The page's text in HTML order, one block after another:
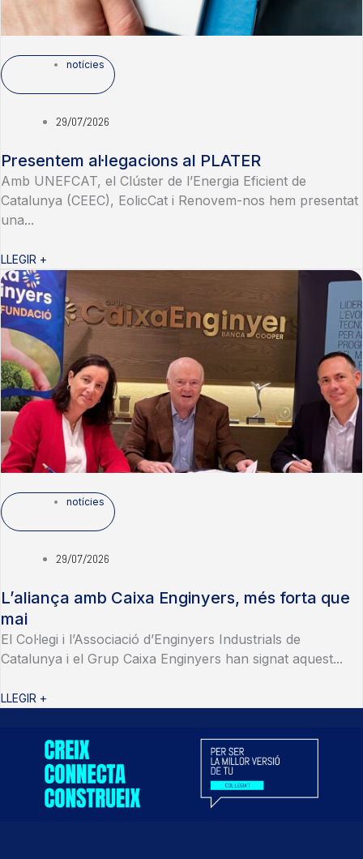
notícies
29/07/2026
Presentem al·legacions al PLATER
Amb UNEFCAT, el Clúster de l’Energia Eficient de
Catalunya (CEEC), EolicCat i Renovem-nos hem presentat
una...
LLEGIR +
notícies
29/07/2026
L’aliança amb Caixa Enginyers, més forta que
mai
El Col·legi i l’Associació d’Enginyers Industrials de
Catalunya i el Grup Caixa Enginyers han signat aquest...
LLEGIR +